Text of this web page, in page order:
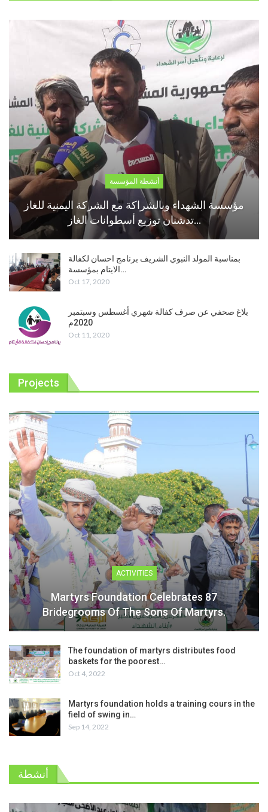
أنشطة المؤسسة
مؤسسة الشهداء وبالشراكة مع الشركة اليمنية للغاز
تدشنان توزيع أسطوانات الغاز…
بمناسبة المولد النبوي الشريف برنامج احسان لكفالة
الايتام بمؤسسة…
Oct 17, 2020
بلاغ صحفي عن صرف كفالة شهري أغسطس وسبتمبر
2020م
Oct 11, 2020
Projects
ACTIVITIES
Martyrs Foundation Celebrates 87
Bridegrooms Of The Sons Of Martyrs.
The foundation of martyrs distributes food
baskets for the poorest…
Oct 4, 2022
Martyrs foundation holds a training cours in the
field of swing in…
Sep 14, 2022
أنشطة